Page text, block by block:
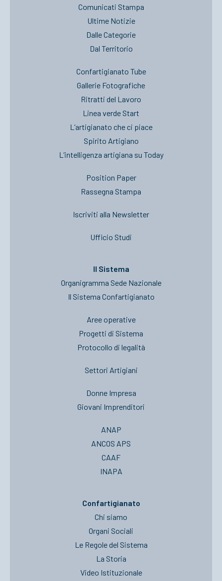
Comunicati Stampa
Ultime Notizie
Dalle Categorie
Dal Territorio
Confartigianato Tube
Gallerie Fotografiche
Ritratti del Lavoro
Linea verde Start
L’artigianato che ci piace
Spirito Artigiano
L’intelligenza artigiana su Today
Position Paper
Rassegna Stampa
Iscriviti alla Newsletter
Ufficio Studi
Il Sistema
Organigramma Sede Nazionale
Il Sistema Confartigianato
Aree operative
Progetti di Sistema
Protocollo di legalità
Settori Artigiani
Donne Impresa
Giovani Imprenditori
ANAP
ANCOS APS
CAAF
INAPA
Confartigianato
Chi siamo
Organi Sociali
Le Regole del Sistema
La Storia
Video Istituzionale